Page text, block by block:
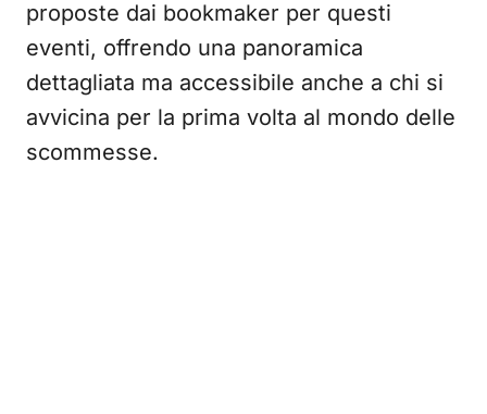
proposte dai bookmaker per questi
eventi, offrendo una panoramica
dettagliata ma accessibile anche a chi si
avvicina per la prima volta al mondo delle
scommesse.